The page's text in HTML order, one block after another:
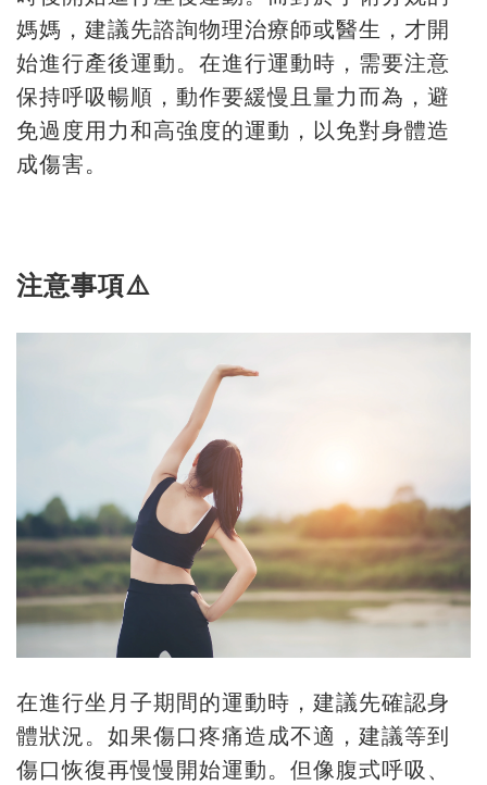
媽媽，建議先諮詢物理治療師或醫生，才開
始進行產後運動。在進行運動時，需要注意
保持呼吸暢順，動作要緩慢且量力而為，避
免過度用力和高強度的運動，以免對身體造
成傷害。
注意事項⚠️
在進行坐月子期間的運動時，建議先確認身
體狀況。如果傷口疼痛造成不適，建議等到
傷口恢復再慢慢開始運動。但像腹式呼吸、